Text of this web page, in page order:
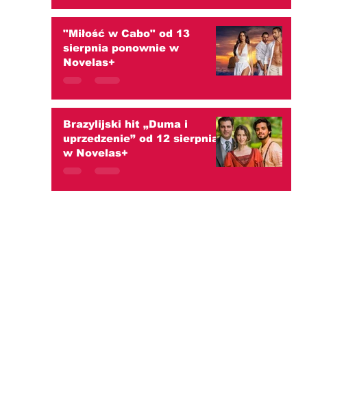
"Miłość w Cabo" od 13
sierpnia ponownie w
Novelas+
Brazylijski hit „Duma i
uprzedzenie” od 12 sierpnia
w Novelas+